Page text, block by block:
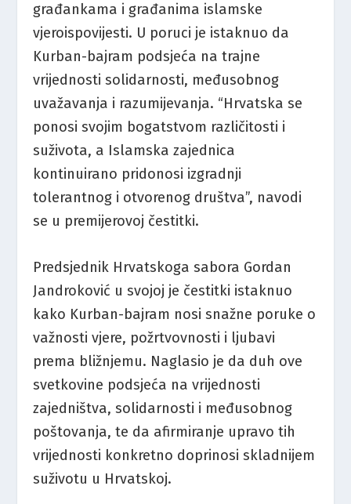
građankama i građanima islamske
vjeroispovijesti. U poruci je istaknuo da
Kurban-bajram podsjeća na trajne
vrijednosti solidarnosti, međusobnog
uvažavanja i razumijevanja. “Hrvatska se
ponosi svojim bogatstvom različitosti i
suživota, a Islamska zajednica
kontinuirano pridonosi izgradnji
tolerantnog i otvorenog društva”, navodi
se u premijerovoj čestitki.
Predsjednik Hrvatskoga sabora Gordan
Jandroković u svojoj je čestitki istaknuo
kako Kurban-bajram nosi snažne poruke o
važnosti vjere, požrtvovnosti i ljubavi
prema bližnjemu. Naglasio je da duh ove
svetkovine podsjeća na vrijednosti
zajedništva, solidarnosti i međusobnog
poštovanja, te da afirmiranje upravo tih
vrijednosti konkretno doprinosi skladnijem
suživotu u Hrvatskoj.